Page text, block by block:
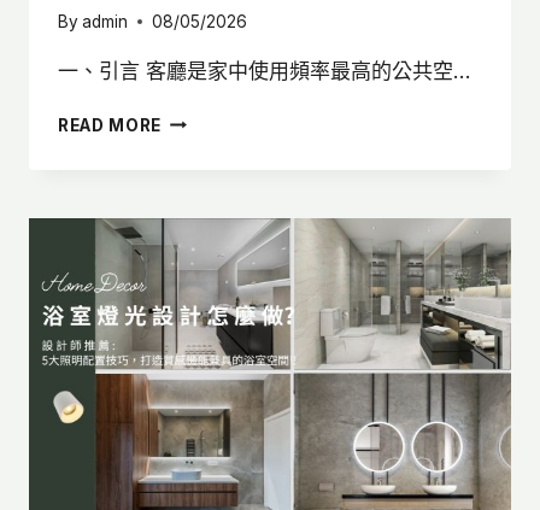
Byadmin 08/05/2026
一、引言 客廳是家中使用頻率最高的公共空…
READ MORE 客
全
攻
略：
大
客
廳
格
局
與
空
間